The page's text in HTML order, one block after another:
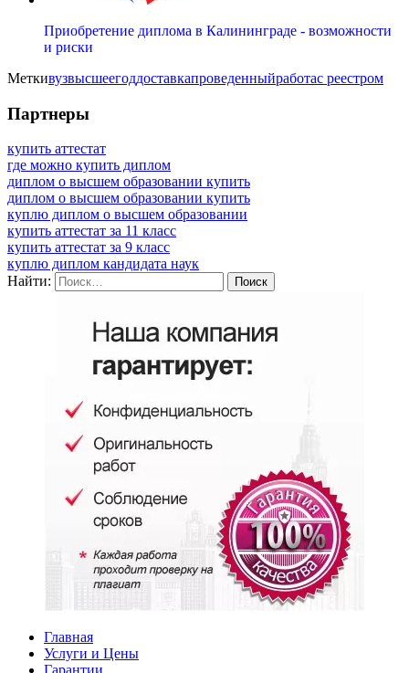
Приобретение диплома в Калининграде - возможности
и риски
Меткивузвысшеегоддоставкапроведенныйработас реестром
Партнеры
купить аттестат
где можно купить диплом
диплом о высшем образовании купить
диплом о высшем образовании купить
куплю диплом о высшем образовании
купить аттестат за 11 класс
купить аттестат за 9 класс
куплю диплом кандидата наук
Найти:
Главная
Услуги и Цены